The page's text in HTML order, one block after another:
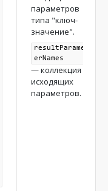
параметров
типа "ключ-
значение".
resultParamet
erNames
— коллекция
исходящих
параметров.